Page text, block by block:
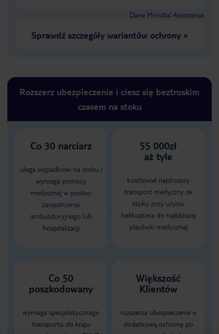
Dane Mondial Assistance
Sprawdź szczegóły wariantów ochrony»
Rozszerz ubezpieczenie i ciesz się beztroskim
czasem na stoku
Co 30 narciarz
ulega wypadkowi na stoku i
wymaga pomocy
medycznej w postaci
zaopatrzenia
ambulatoryjnego lub
hospitalizacji
55 000zł
aż tyle
kosztował najdroższy
transport medyczny ze
stoku przy użyciu
helikoptera do najbliższej
placówki medycznej
Co 50
poszkodowany
wymaga specjalistycznego
transportu do kraju
Większość
Klientów
rozszerza ubezpieczenie o
dodatkową ochronę po